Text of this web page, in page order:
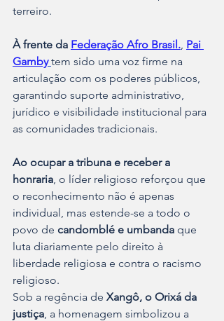
terreiro.
À frente da Federação Afro Brasil. Pai
Gamby tem sido uma voz firme na
articulação com os poderes públicos,
garantindo suporte administrativo,
jurídico e visibilidade institucional para
as comunidades tradicionais.
Ao ocupar a tribuna e receber a
honraria , o líder religioso reforçou que
o reconhecimento não é apenas
individual, mas estende-se a todo o
povo de candomblé e umbanda que
luta diariamente pelo direito à
liberdade religiosa e contra o racismo
religioso.
Sob a regência de Xangô, o Orixá da
justiça , a homenagem simbolizou a